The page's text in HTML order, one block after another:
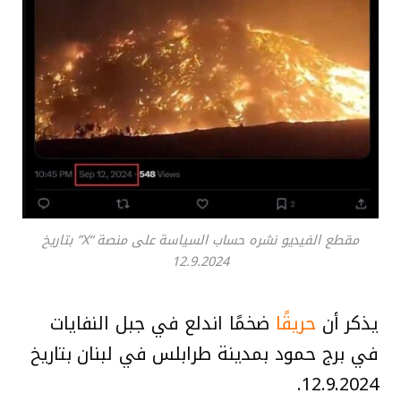
مقطع الفيديو نشره حساب السياسة على منصة “X” بتاريخ
12.9.2024
يذكر أن حريقًا ضخمًا اندلع في جبل النفايات
في برج حمود بمدينة طرابلس في لبنان بتاريخ
12.9.2024.